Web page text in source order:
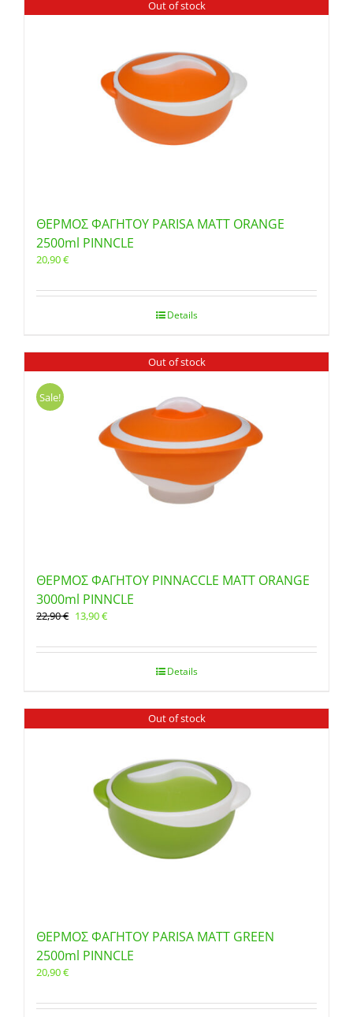
Out of stock
ΘΕΡΜΟΣ ΦΑΓΗΤΟΥ PARISA MATT ORANGE
2500ml PINNCLE
20,90€
Details
Out of stock
Sale!
ΘΕΡΜΟΣ ΦΑΓΗΤΟΥ PINNACCLE MATT ORANGE
3000ml PINNCLE
22,90€ Original
was:
13,90€Η
τιμή
Details
Out of stock
ΘΕΡΜΟΣ ΦΑΓΗΤΟΥ PARISA MATT GREEN
2500ml PINNCLE
20,90€